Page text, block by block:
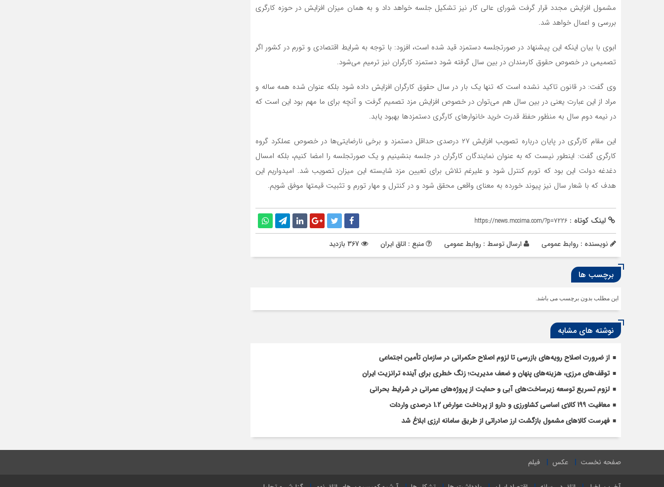
مشمول افزایش مجدد قرار گرفت شورای عالی کار نیز تشکیل جلسه خواهد داد و به همان میزان افزایش در حوزه کارگری
بررسی و اعمال خواهد شد.
ابوی با بیان اینکه این پیشنهاد در صورتجلسه دستمزد قید شده است، افزود: با توجه به شرایط اقتصادی و تورم در کشور اگر
تصمیمی در خصوص حقوق کارمندان در بین سال گرفته شود دستمزد کارگران نیز ترمیم می‌شود.
وی گفت: در قانون تاکید نشده است که تنها یک بار در سال حقوق کارگران افزایش داده شود بلکه عنوان شده همه ساله و
مراد از این عبارت یعنی در بین سال هم می‌توان در خصوص افزایش مزد تصمیم گرفت و آنچه برای ما مهم بود این است که
در نیمه دوم سال به منظور حفظ قدرت خرید خانوارهای کارگری دستمزدها بهبود یابد.
این مقام کارگری در پایان درباره تصویب افزایش ۲۷ درصدی حداقل دستمزد و برخی نارضایتی‌ها در خصوص عملکرد گروه
کارگری گفت: اینطور نیست که به عنوان نمایندگان کارگران در جلسه بنشینیم و یک صورتجلسه را امضا کنیم، بلکه امسال
دغدغه دولت این بود که تورم کنترل شود و علیرغم تلاش برای تعیین مزد شایسته این میزان تصویب شد. امیدواریم این
هدف که با شعار سال نیز پیوند خورده به معنای واقعی محقق شود و در کنترل و مهار تورم و تثبیت قیمتها موفق شویم.
لینک کوتاه : https://news.mccima.com/?p=7226
نویسنده : روابط عمومی ارسال توسط : روابط عمومی منبع : اتاق ایران
برچسب ها
این مطلب بدون برچسب می باشد.
نوشته های مشابه
از ضرورت اصلاح رویه‌های بازرسی تا لزوم اصلاح حکمرانی در سازمان تأمین اجتماعی
توقف‌های مرزی، هزینه‌های پنهان و ضعف مدیریت؛ زنگ خطری برای آینده ترانزیت ایران
لزوم تسریع توسعه زیرساخت‌های آبی و حمایت از پروژه‌های عمرانی در شرایط بحرانی
معافیت 199 کالای اساسی کشاورزی و دارو از پرداخت عوارض 1.2 درصدی واردات
فهرست کالاهای مشمول بازگشت ارز صادراتی از طریق سامانه ارزی ابلاغ شد
صفحه نخست عکس فیلم